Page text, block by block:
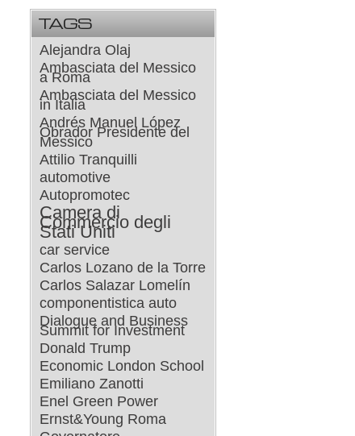
TAGS
Alejandra Olaj
Ambasciata del Messico
a Roma
Ambasciata del Messico
in Italia
Andrés Manuel López
Obrador Presidente del
Messico
Attilio Tranquilli
automotive
Autopromotec
Camera di
Commercio degli
Stati Uniti
car service
Carlos Lozano de la Torre
Carlos Salazar Lomelín
componentistica auto
Dialogue and Business
Summit for Investment
Donald Trump
Economic London School
Emiliano Zanotti
Enel Green Power
Ernst&Young Roma